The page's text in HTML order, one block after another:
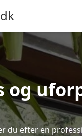
og
du efter en